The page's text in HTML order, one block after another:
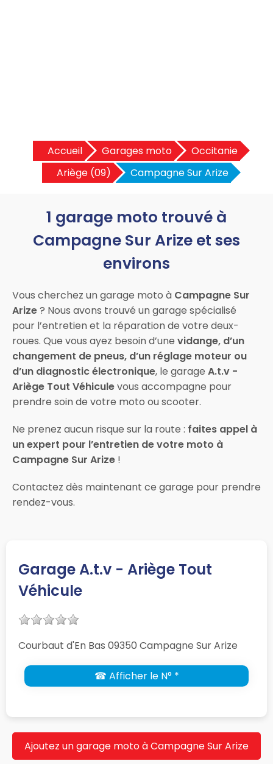
Accueil Garages moto
Occitanie
Ariège (09)
Campagne Sur Arize
1 garage moto trouvé à
Campagne Sur Arize et ses
environs
Vous cherchez un garage moto à Campagne Sur
Arize? Nous avons trouvé un garage spécialisé
pour l’entretien et la réparation de votre deux-
roues. Que vous ayez besoin d’une vidange, d’un
changement de pneus, d’un réglage moteur ou
d’un diagnostic électronique, le garage A.t.v -
Ariège Tout Véhiculevous accompagne pour
prendre soin de votre moto ou scooter.
Ne prenez aucun risque sur la route : faites appel à
un expert pour l’entretien de votre moto à
Campagne Sur Arize !
Contactez dès maintenant ce garage pour prendre
rendez-vous.
Garage A.t.v - Ariège Tout
Véhicule
Courbaut d'En Bas 09350 Campagne Sur Arize
☎ Afficher le N° *
Ajoutez un garage moto à Campagne Sur Arize